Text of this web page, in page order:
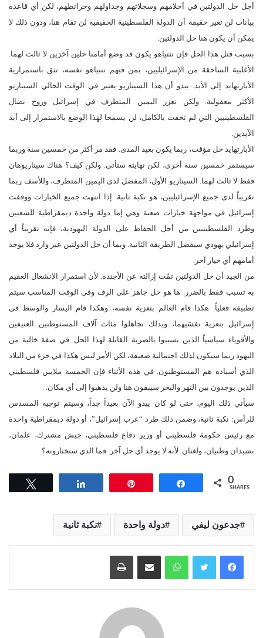
أجل حل الدولتين في أحلامهم وسجلاتهم وجداولهم وخرائطهم، لكن أي قاعدة
بيانات لن تغير حقيقة أن الدولة الفلسطينية الحقيقية لن تقام هنا، ودون ذلك لا
يمكن أن يكون هنا حل الدولتين.
بسبب قتل هذا الحل فإن نتنياهو يكون قد وضع أمامنا حلين آخرَين لا ثالث لهما.
الأغلبية الساحقة من الإسرائيليين، بمن فيهم نتنياهو نفسه، تثق باستمرارية
الأبارتهايد إلى الأبد. يبدو أن هذا السيناريو يعتبر في الوقت الحالي السيناريو
الأكثر معقولية. ولكن تعزز اليمين المتطرف في إسرائيل وروح نضال
الفلسطينيين التي لم تخفت بالكامل، لن يسمحا لهذا الوضع بالاستمرار إلى أبد
الآبدين.
الأبارتهايد حل مؤقت، ربما يكون بعيد المدى. فقد مر أكثر من خمسين سنة وربما
سيستمر خمسين سنة أخرى، لكن نهايته ستأتي. ولكن كيف؟ هناك سيناريوهان
فقط لا ثالث لهما. السيناريو الأول، المفضل لدى اليمين المتطرف، وللأسف ربما
تقريباً لدى جميع الإسرائيليين، هو نكبة ثانية. إذا انتهت جميع الخيارات ووقفت
إسرائيل في مواجهة خيارات صعبة وهي إما دولة واحدة ديمقراطية للشعبين
وطرد الفلسطينيين من أجل الحفاظ على الدولة اليهودية، فإنه تقريباً أي
إسرائيلي يهودي سيفضل الطريقة الثانية. وبما أن حل الدولتين غير وارد فلا يوجد
أمامهم أي خيار آخر.
من الجيد أن حل الدولتين تمّت إزالته عن الأجندة. لأن استمرار الانشغال العقيم
به تسبب فقط بالضرر. ها هو حل جاهز على الرف وفي الوقت المناسب سيتم
تطبيقه فعلياً. هكذا قام العالم بتعزية نفسه، وهكذا قام اليسار والوسط في
إسرائيل بتعزية نفسَيهما، وبذلك تجاهلوا مئات آلاف المستوطنين العنيفين
والأقوياء سياسياً الذين تسببوا بالضربة القاتلة لهذا الحل. في ضفة خالية من
اليهود ربما سيكون لذلك احتمالية ضعيفة، لكن الأمر ليس هكذا في جزء من البلاد
الذي أسياده هم المستوطنون. في هذه الأثناء فإن الخمسة ملايين فلسطيني
الذين يوجدون بين النهر والبحر سيبقون هنا ولن يذهبوا إلى أي مكان.
سيأتي ذلك اليوم، حتى لو كان يبدو الآن بعيداً جداً، وسيتم توجيه المسدس
للرأس: نكبة ثانية، وضمن ذلك طرد “عرب إسرائيل”، أو دولة ديمقراطية واحدة
مع رئيس حكومة فلسطيني أو وزير دفاع فلسطيني، جيش مشترك، علمان،
نشيدان وطنيان، ولغتان. لأنه لا يوجد أي حل آخر. فما الذي ستختارونه؟
Share 0
SHARES
جدعون ليفي دولة واحدة نكبة ثانية
واتساب مشاركة عبر البريد طباعة